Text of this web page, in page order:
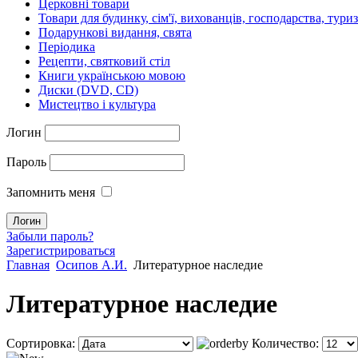
Церковні товари
Товари для будинку, сім'ї, вихованців, господарства,
Подарункові видання, свята
Періодика
Рецепти, святковий стіл
Книги українською мовою
Диски (DVD, CD)
Мистецтво і культура
Логин
Пароль
Запомнить меня
Забыли пароль?
Зарегистрироваться
Главная Осипов А.И. Литературное наследие
Литературное наследие
Сортировка: Количество: